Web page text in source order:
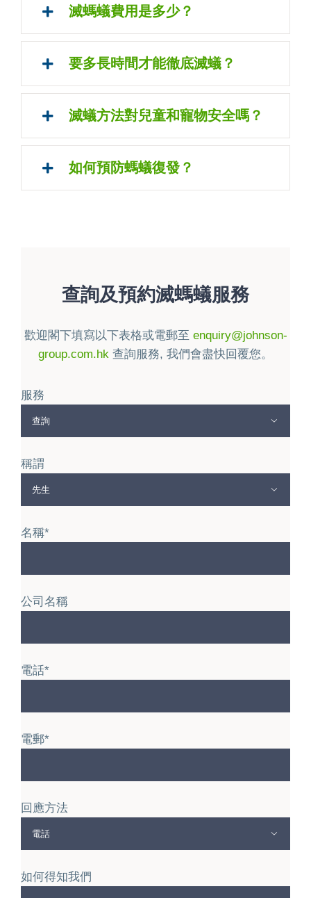
滅螞蟻費用是多少？
要多長時間才能徹底滅蟻？
滅蟻方法對兒童和寵物安全嗎？
如何預防螞蟻復發？
查詢及預約滅螞蟻服務
歡迎閣下填寫以下表格或電郵至 enquiry@johnson-
group.com.hk 查詢服務, 我們會盡快回覆您。
服務

稱謂

名稱*
公司名稱
電話*
電郵*
回應方法

如何得知我們